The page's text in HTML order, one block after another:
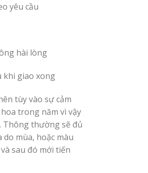
yêu cầu
hài lòng
khi giao xong
tùy vào sự cảm
trong năm vì vậy
Thông thường sẽ đủ
mùa, hoặc màu
sau đó mới tiến